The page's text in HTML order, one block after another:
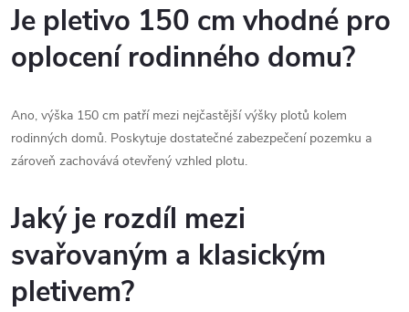
Je pletivo 150 cm vhodné pro
oplocení rodinného domu?
Ano, výška 150 cm patří mezi nejčastější výšky plotů kolem
rodinných domů. Poskytuje dostatečné zabezpečení pozemku a
zároveň zachovává otevřený vzhled plotu.
Jaký je rozdíl mezi
svařovaným a klasickým
pletivem?